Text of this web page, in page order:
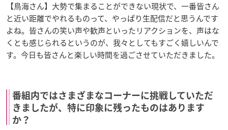
【鳥海さん】大勢で集まることができない現状で、一番皆さん
と近い距離でやれるものって、やっぱり生配信だと思うんです
よね。皆さんの笑い声や歓声といったリアクションを、声はな
くとも感じられるというのが、我々としてもすごく嬉しいんで
す。今日も皆さんと楽しい時間を過ごさせていただきました。
番組内ではさまざまなコーナーに挑戦していただ
きましたが、特に印象に残ったものはあります
か？